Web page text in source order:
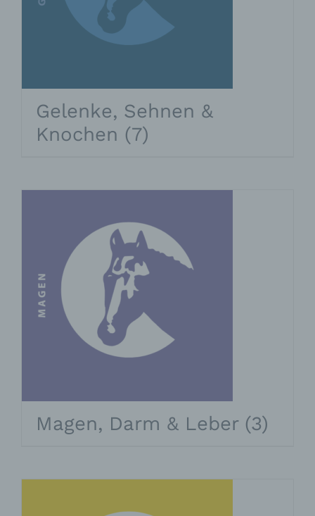
Gelenke, Sehnen &
Knochen (7)
Magen, Darm & Leber (3)